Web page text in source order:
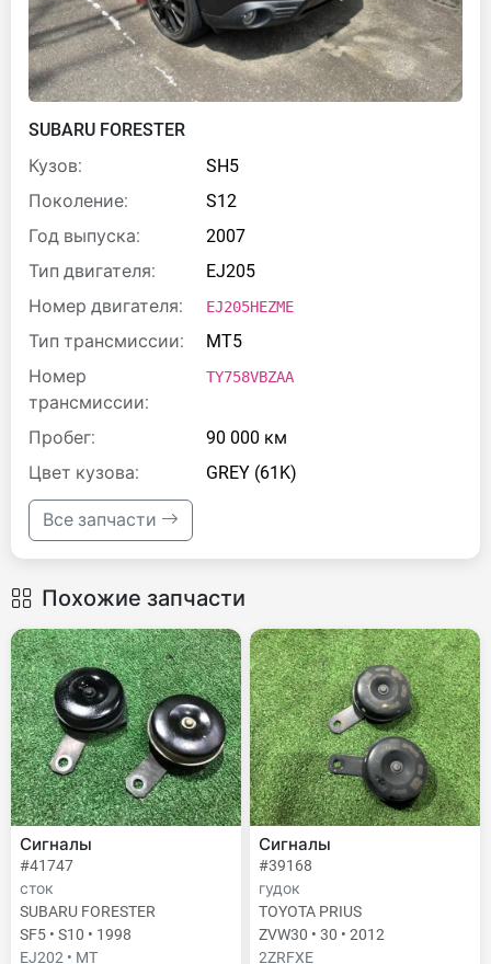
SUBARU FORESTER
Кузов:
SH5
Поколение:
S12
Год выпуска:
2007
Тип двигателя:
EJ205
Номер двигателя:
EJ205HEZME
Тип трансмиссии:
MT5
Номер
трансмиссии:
TY758VBZAA
Пробег:
90 000 км
Цвет кузова:
GREY (61K)
Все запчасти
Похожие запчасти
Сигналы
#41747
сток
SUBARU FORESTER
SF5 • S10 • 1998
EJ202 • MT
Сигналы
#39168
гудок
TOYOTA PRIUS
ZVW30 • 30 • 2012
2ZRFXE